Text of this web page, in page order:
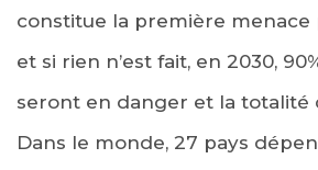
constitue la première menace
et si rien n’est fait, en 2030,
seront en danger et la totalité
Dans le monde, 27 pays